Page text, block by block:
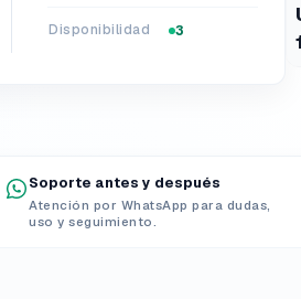
Disponibilidad 3
Soporte antes y después
Atención por WhatsApp para dudas,
uso y seguimiento.